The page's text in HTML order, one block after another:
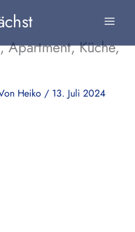
Apartment, Küche,
Heiko / 13. Juli 2024